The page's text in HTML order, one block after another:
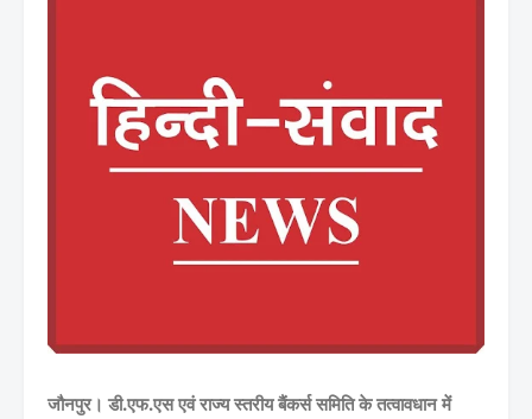
जौनपुर। डी.एफ.एस एवं राज्य स्तरीय बैंकर्स समिति के तत्वावधान में